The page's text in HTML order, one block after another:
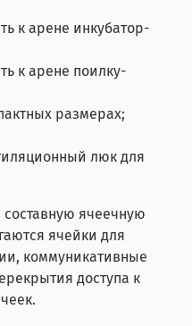
к арене инкубатор-
к арене поилку-
размерах;
люк для
составную ячеечную
ячейки для
коммуникативные
доступа к